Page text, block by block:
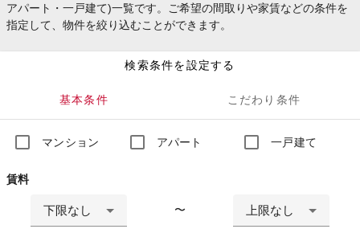
アパート・一戸建て)一覧です。ご希望の間取りや家賃などの条件を
指定して、物件を絞り込むことができます。
検索条件を設定する
基本条件 こだわり条件
マンション アパート 一戸建て
賃料
下限なし 〜 上限なし